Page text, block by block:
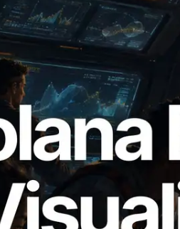
Solana 블록 애널라
위 블록 생성 시간과